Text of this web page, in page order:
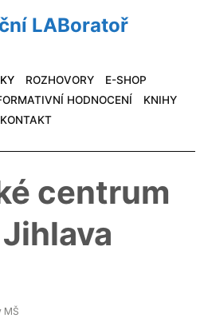
ROZHOVORY
E-SHOP
HODNOCENÍ
KNIHY
KONTAKT
centrum
MŠ